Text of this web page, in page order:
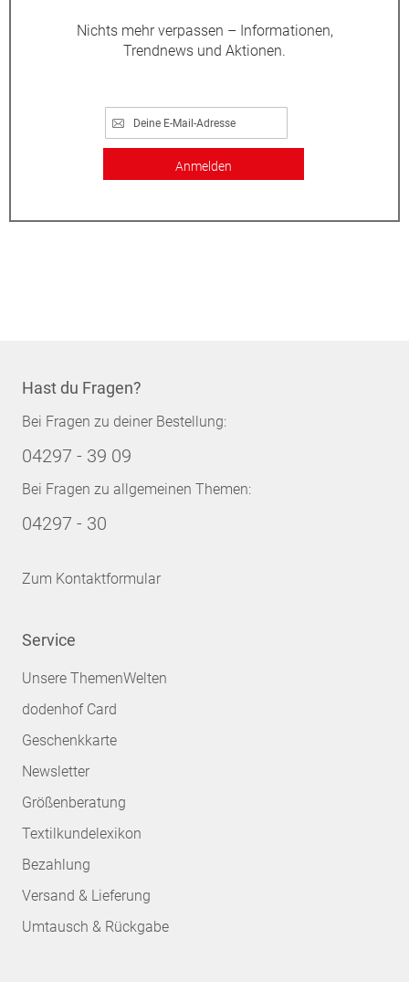
Nichts mehr verpassen – Informationen,
Trendnews und Aktionen.
Anmelden
Hast du Fragen?
Bei Fragen zu deiner Bestellung:
04297 - 39 09
Bei Fragen zu allgemeinen Themen:
04297 - 30
Zum Kontaktformular
Service
Unsere ThemenWelten
dodenhof Card
Geschenkkarte
Newsletter
Größenberatung
Textilkundelexikon
Bezahlung
Versand & Lieferung
Umtausch & Rückgabe